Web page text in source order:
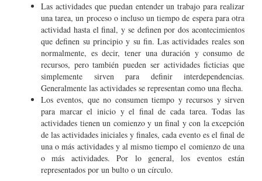
Las actividades que puedan entender un trabajo para realizar
una tarea, un proceso o incluso un tiempo de espera para otra
actividad hasta el final, y se definen por dos acontecimientos
que definen su principio y su fin. Las actividades reales son
normalmente, es decir, tener una duración y consumo de
recursos, pero también pueden ser actividades ficticias que
simplemente sirven para definir interdependencias.
Generalmente las actividades se representan como una flecha.
Los eventos, que no consumen tiempo y recursos y sirven
para marcar el inicio y el final de cada tarea. Todas las
actividades tienen un comienzo y un final y con la excepción
de las actividades iniciales y finales, cada evento es el final de
una o más actividades y al mismo tiempo el comienzo de una
o más actividades. Por lo general, los eventos están
representados por un bulto o un círculo.